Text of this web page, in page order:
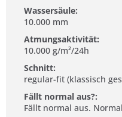
Wassersäule:
10.000 mm
Atmungsaktivität:
10.000 g/m²/24h
Schnitt:
regular-fit (klassisch
Fällt normal aus?:
Fällt normal aus.